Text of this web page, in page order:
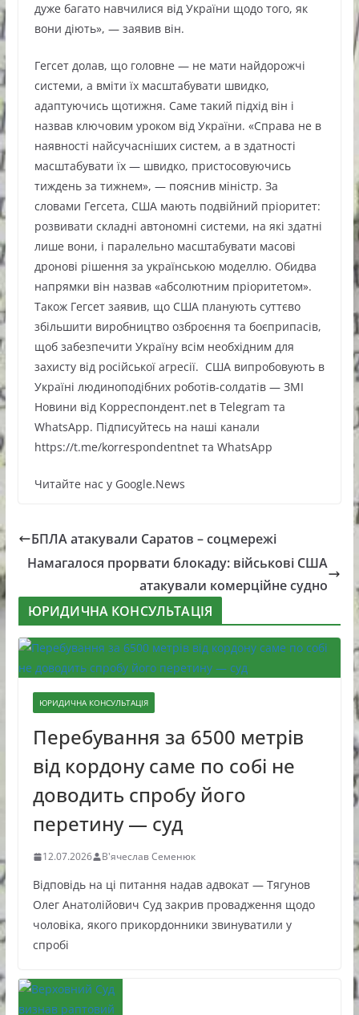
дуже багато навчилися від України щодо того, як
вони діють», — заявив він.
Гегсет долав, що головне — не мати найдорожчі
системи, а вміти їх масштабувати швидко,
адаптуючись щотижня. Саме такий підхід він і
назвав ключовим уроком від України. «Справа не в
наявності найсучасніших систем, а в здатності
масштабувати їх — швидко, пристосовуючись
тиждень за тижнем», — пояснив міністр. За
словами Гегсета, США мають подвійний пріоритет:
розвивати складні автономні системи, на які здатні
лише вони, і паралельно масштабувати масові
дронові рішення за українською моделлю. Обидва
напрямки він назвав «абсолютним пріоритетом».
Також Гегсет заявив, що США планують суттєво
збільшити виробництво озброєння та боєприпасів,
щоб забезпечити Україну всім необхідним для
захисту від російської агресії. США випробовують в
Україні людиноподібних роботів-солдатів — ЗМІ
Новини від Корреспондент.net в Telegram та
WhatsApp. Підписуйтесь на наші канали
https://t.me/korrespondentnet та WhatsApp
Читайте нас у Google.News
БПЛА атакували Саратов – соцмережі
Намагалося прорвати блокаду: військові США
атакували комерційне судно
ЮРИДИЧНА КОНСУЛЬТАЦІЯ
ЮРИДИЧНА КОНСУЛЬТАЦІЯ
Перебування за 6500 метрів
від кордону саме по собі не
доводить спробу його
перетину — суд
12.07.2026 В'ячеслав Семенюк
Відповідь на ці питання надав адвокат — Тягунов
Олег Анатолійович Суд закрив провадження щодо
чоловіка, якого прикордонники звинуватили у
спробі